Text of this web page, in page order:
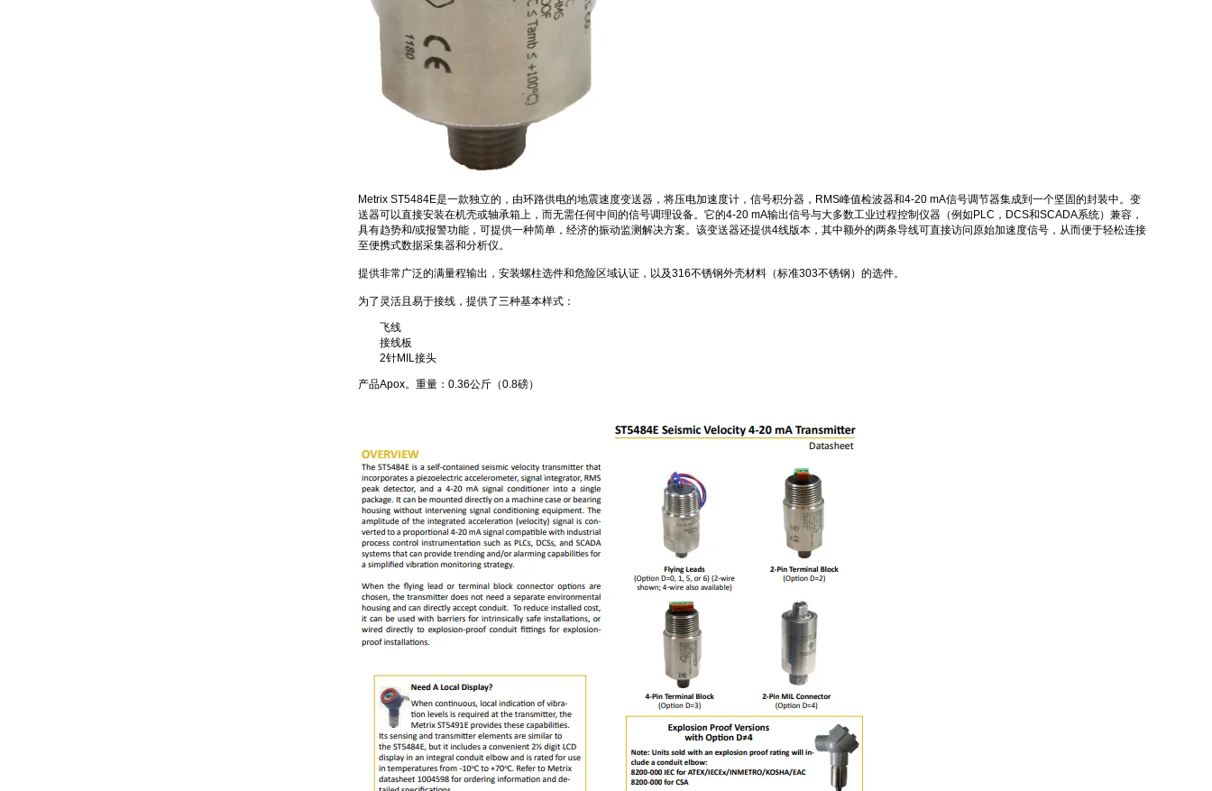
Metrix ST5484E是一款独立的，由环路供电的地震速度变送器，将压电加速度计，信号积分器，RMS峰值检波器和4-20 mA信号调节器集成到一个坚固的封装中。 变
送器可以直接安装在机壳或轴承箱上，而无需任何中间的信号调理设备。 它的4-20 mA输出信号与大多数工业过程控制仪器（例如PLC，DCS和SCADA系统）兼容，
具有趋势和/或报警功能，可提供一种简单，经济的振动监测解决方案。 该变送器还提供4线版本，其中额外的两条导线可直接访问原始加速度信号，从而便于轻松连接
至便携式数据采集器和分析仪。
提供非常广泛的满量程输出，安装螺柱选件和危险区域认证，以及316不锈钢外壳材料（标准303不锈钢）的选件。
为了灵活且易于接线，提供了三种基本样式：
飞线
接线板
2针MIL接头
产品Apox。 重量：0.36公斤（0.8磅）